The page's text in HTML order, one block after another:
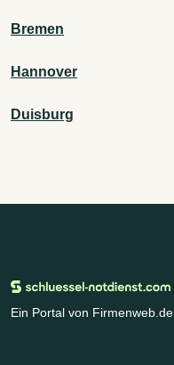
Bremen
Hannover
Duisburg
Ein Portal von Firmenweb.de